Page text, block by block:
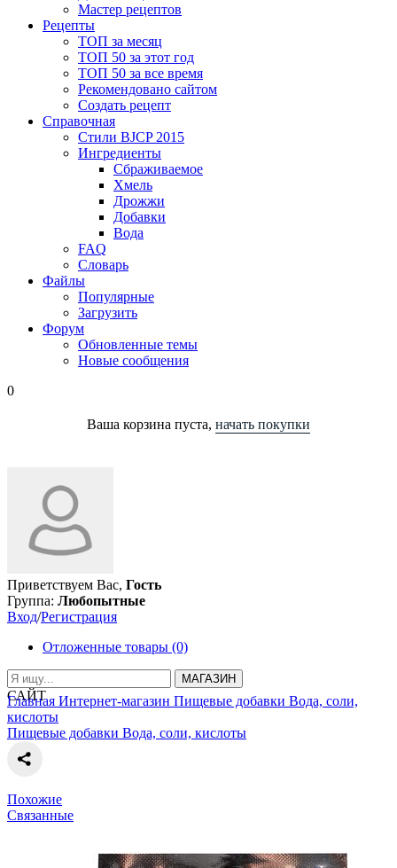
Мастер рецептов
Рецепты
ТОП за месяц
ТОП 50 за этот год
ТОП 50 за все время
Рекомендовано сайтом
Создать рецепт
Справочная
Стили BJCP 2015
Ингредиенты
Сбраживаемое
Хмель
Дрожжи
Добавки
Вода
FAQ
Словарь
Файлы
Популярные
Загрузить
Форум
Обновленные темы
Новые сообщения
0
Ваша корзина пуста, начать покупки
Приветствуем Вас, Гость
Группа: Любопытные
Вход/Регистрация
Отложенные товары (0)
МАГАЗИН
САЙТ
Главная Интернет-магазин Пищевые добавки Вода, соли,
кислоты
Пищевые добавки Вода, соли, кислоты
Похожие
Связанные